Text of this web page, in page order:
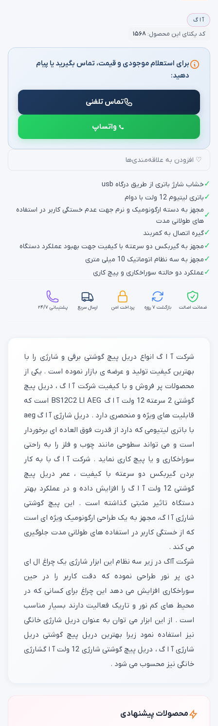
آ ا گ
کد یکتای این محصول: ۱۵۶۸
برای استعلام موجودی و قیمت، تماس بگیرید یا پیام
دهید:
تماس تلفنی
واتساپ
♡ افزودن به علاقه‌مندی‌ها
✓خشاب شارژ باتری از طریق درگاه usb
✓باتری لیتیوم 12 ولت با دوام
✓
مجهز به دسته ارگونومیک و نرم جهت عدم خستگی کاربر در استفاده
های طولانی مدت
✓گیره اتصال به کمربند
✓مجهز به گیربکس دو سرعته با کیفیت جهت بهبود عملکرد دستگاه
✓مجهز به سه نظام اتوماتیک 10 میلی متری
✓عملکرد دو حالته سوراخکاری و پیچ کاری
ضمانت اصالت بازگشت ۷ روزه پرداخت امن ارسال سریع پشتیبانی ۲۴/۷
شرکت آ ا گ انواع دریل پیچ گوشتی برقی و شارژی را با
بهترین کیفیت تولید و عرضه ی بازار نموده است . یکی از
محصولات پر فروش و با کیفیت شرکت آ ا گ ، دریل پیچ
گوشتی 2 سرعته 12 ولت آ ا گ BS12C2 LI AEG است که
قابلیت های ویژه و منحصری دارد . دریل شارژی آ ا گ aeg
با باتری لیتیومی که دارد از قدرت فوق العاده ای برخوردار
است و می تواند سطوحی مانند چوب و فلز را به راحتی
سوراخکاری و یا پیچ کاری نماید . شرکت آ ا گ با به کار
بردن گیربکس دو سرعته با کیفیت ، عمر دریل پیچ
گوشتی 12 ولت آ ا گ را افزایش داده و در عملکرد بهتر
دستگاه تاثیر مثبتی گذاشته است . این پیچ گوشتی
شارژی آ ا گ، مجهز به یک طراحی ارگونومیک ویژه ای است
که از خستگی کاربر در استفاده های طولانی مدت جلوگیری
می کند .
شرکت آاگ در زیر سه نظام این ابزار شارژی یک چراغ ال ای
دی پر نور طراحی نموده که دقت کاربر را در حین
سوراخکاری افزایش می دهد این چراغ برای کسانی که در
محیط های کم نور و تاریک فعالیت دارند بسیار مناسب
است . از این ابزار می توان به عنوان دریل شارژی خانگی
نیز استفاده نمود زیرا بهترین دریل پیچ گوشتی دریل
شارژی آ ا گ ، دریل پیچ گوشتی شارژی 12 ولت آ ا گشارژی
خانگی نیز محسوب می شود .
محصولات پیشنهادی